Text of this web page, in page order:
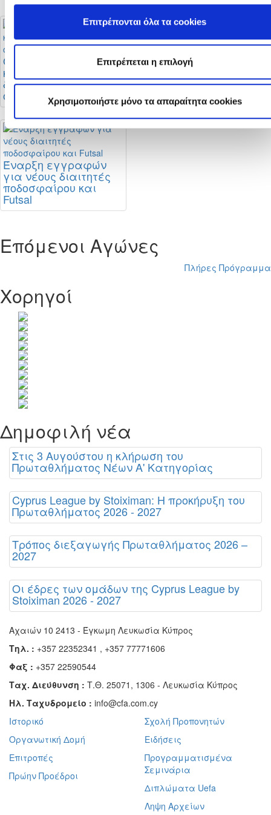
Επιτρέπονται όλα τα cookies
Επιτρέπεται η επιλογή
Χρησιμοποιήστε μόνο τα απαραίτητα cookies
Οι αλλαγές στους
κανονισμούς
διαιτησίας και οι
οδηγίες της ΚΟΠ
Μεταγραφική
περίοδος: Τι ισχύει
και πότε
ολοκληρώνεται
Έναρξη εγγραφών
για νέους διαιτητές
ποδοσφαίρου και
Futsal
Επόμενοι Αγώνες
Πλήρες Πρόγραμμα
Χορηγοί
Δημοφιλή νέα
Στις 3 Αυγούστου η κλήρωση του
Πρωταθλήματος Νέων Α' Κατηγορίας
Cyprus League by Stoiximan: Η προκήρυξη του
Πρωταθλήματος 2026 - 2027
Τρόπος διεξαγωγής Πρωταθλήματος 2026 –
2027
Οι έδρες των ομάδων της Cyprus League by
Stoiximan 2026 - 2027
Αχαιών 10 2413 - Έγκωμη Λευκωσία Κύπρος
Τηλ. : +357 22352341 , +357 77771606
Φαξ : +357 22590544
Ταχ. Διεύθυνση : Τ.Θ. 25071, 1306 - Λευκωσία Κύπρος
Ηλ. Ταχυδρομείο : info@cfa.com.cy
Ιστορικό
Οργανωτική Δομή
Επιτροπές
Πρώην Προέδροι
Σχολή Προπονητών
Ειδήσεις
Προγραμματισμένα
Σεμινάρια
Διπλώματα Uefa
Ληψη Αρχείων